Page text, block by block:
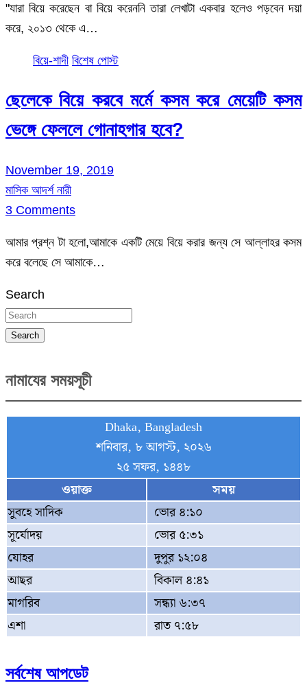
"যারা বিয়ে করেছেন বা বিয়ে করেননি তারা লেখাটা একবার হলেও পড়বেন দয়া
করে, ২০১৩ থেকে এ…
বিয়ে-শাদী বিশেষ পোস্ট
ছেলেকে বিয়ে করবে মর্মে কসম করে মেয়েটি কসম
ভেঙ্গে ফেললে গোনাহগার হবে?
November 19, 2019
মাসিক আদর্শ নারী
3 Comments
আমার প্রশ্ন টা হলো,আমাকে একটি মেয়ে বিয়ে করার জন্য সে আল্লাহর কসম
করে বলেছে সে আমাকে…
Search
Search
নামাযের সময়সূচী
Dhaka, Bangladesh
শনিবার, ৮ আগস্ট, ২০২৬
২৫ সফর, ১৪৪৮
ওয়াক্ত
সময়
সুবহে সাদিক
ভোর ৪:১০
সূর্যোদয়
ভোর ৫:৩১
যোহর
দুপুর ১২:০৪
আছর
বিকাল ৪:৪১
মাগরিব
সন্ধ্যা ৬:৩৭
এশা
রাত ৭:৫৮
সর্বশেষ আপডেট